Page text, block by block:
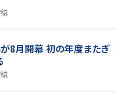
が8月開幕 初の年度またぎ